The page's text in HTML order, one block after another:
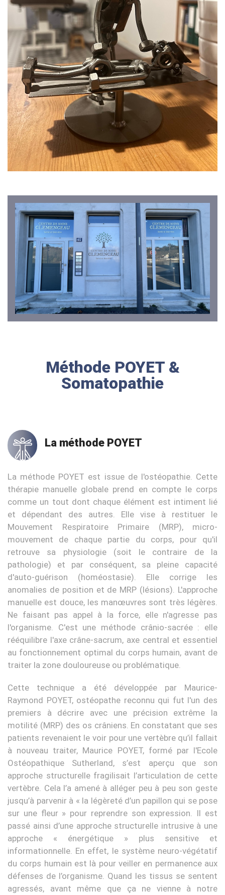
Méthode POYET &
Somatopathie
La méthode POYET
La méthode POYET est issue de l'ostéopathie. Cette
thérapie manuelle globale prend en compte le corps
comme un tout dont chaque élément est intiment lié
et dépendant des autres. Elle vise à restituer le
Mouvement Respiratoire Primaire (MRP), micro-
mouvement de chaque partie du corps, pour qu'il
retrouve sa physiologie (soit le contraire de la
pathologie) et par conséquent, sa pleine capacité
d'auto-guérison (homéostasie). Elle corrige les
anomalies de position et de MRP (lésions). L'approche
manuelle est douce, les manœuvres sont très légères.
Ne faisant pas appel à la force, elle n'agresse pas
l'organisme. C'est une méthode crânio-sacrée : elle
rééquilibre l'axe crâne-sacrum, axe central et essentiel
au fonctionnement optimal du corps humain, avant de
traiter la zone douloureuse ou problématique.
Cette technique a été développée par Maurice-
Raymond POYET, ostéopathe reconnu qui fut l'un des
premiers à décrire avec une précision extrême la
motilité (MRP) des os crâniens. En constatant que ses
patients revenaient le voir pour une vertèbre qu’il fallait
à nouveau traiter, Maurice POYET, formé par l'Ecole
Ostéopathique Sutherland, s’est aperçu que son
approche structurelle fragilisait l’articulation de cette
vertèbre. Cela l’a amené à alléger peu à peu son geste
jusqu’à parvenir à « la légèreté d’un papillon qui se pose
sur une fleur » pour reprendre son expression. Il est
passé ainsi d’une approche structurelle intrusive à une
approche « énergétique » plus sensitive et
informationnelle. En effet, le système neuro-végétatif
du corps humain est là pour veiller en permanence aux
défenses de l’organisme. Quand les tissus se sentent
agressés, avant même que ça ne vienne à notre